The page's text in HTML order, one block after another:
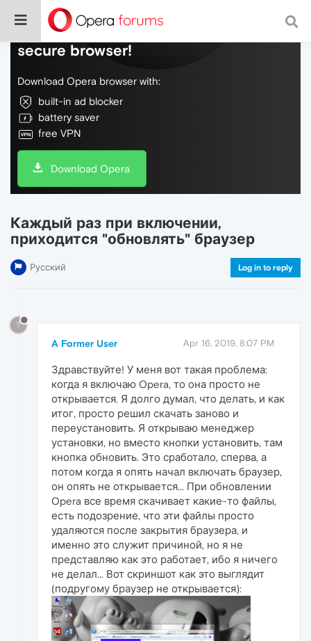
Do more on the web, with a fast and
secure browser!
Download Opera browser with:
built-in ad blocker
battery saver
free VPN
Download Opera
Каждый раз при включении,
приходится "обновлять" браузер
Русский Log in to reply
?
A Former User Apr 16, 2019, 8:07 PM
Здравствуйте! У меня вот такая проблема:
когда я включаю Opera, то она просто не
открывается. Я долго думал, что делать, и как
итог, просто решил скачать заново и
переустановить. Я открываю менеджер
установки, но вместо кнопки установить, там
кнопка обновить. Это сработало, сперва, а
потом когда я опять начал включать браузер,
он опять не открывается... При обновлении
Opera все время скачивает какие-то файлы,
есть подозрение, что эти файлы просто
удаляются после закрытия браузера, и
именно это служит причиной, но я не
представляю как это работает, ибо я ничего
не делал... Вот скриншот как это выглядит
(подругому браузер не открывается):